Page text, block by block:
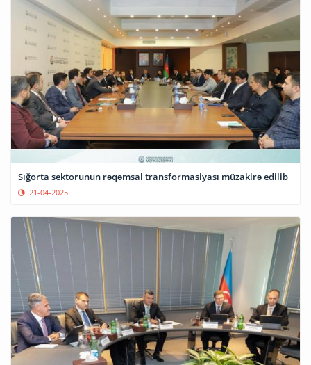
Sığorta sektorunun rəqəmsal transformasiyası müzakirə edilib
21-04-2025